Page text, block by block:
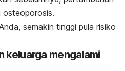
osteoporosis.
semakin tinggi pula risiko
keluarga mengalami